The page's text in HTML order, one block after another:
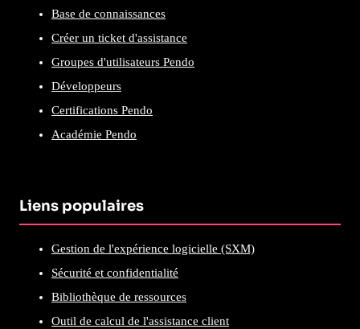
Base de connaissances
Créer un ticket d'assistance
Groupes d'utilisateurs Pendo
Développeurs
Certifications Pendo
Académie Pendo
Liens populaires
Gestion de l'expérience logicielle (SXM)
Sécurité et confidentialité
Bibliothèque de ressources
Outil de calcul de l'assistance client